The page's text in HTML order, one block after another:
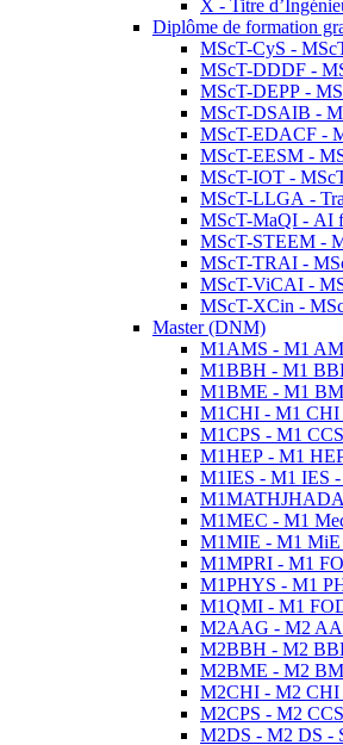
X - Titre
Diplôme de formation
MScT-CyS -
MScT-DDDF -
MScT-DEPP -
MScT-DSAIB -
MScT-EDACF -
MScT-EESM -
MScT-IOT -
MScT-LLGA -
MScT-MaQI - AI
MScT-STEEM -
MScT-TRAI -
MScT-ViCAI -
MScT-XCin -
Master (DNM)
M1AMS - M1
M1BBH - M1
M1BME - M1
M1CHI - M1 CHI
M1CPS - M1
M1HEP - M1
M1IES - M1 IES -
M1MATHJHADA
M1MEC - M1
M1MIE - M1 MiE
M1MPRI - M1
M1PHYS - M1
M1QMI - M1
M2AAG - M2
M2BBH - M2
M2BME - M2
M2CHI - M2 CHI
M2CPS - M2
M2DS - M2 DS -